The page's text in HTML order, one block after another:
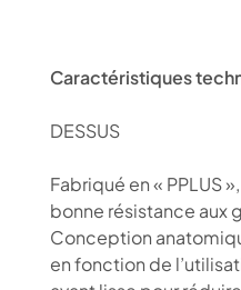
Caractéristiques
DESSUS
Fabriqué en «
bonne résistance aux
Conception
en fonction de